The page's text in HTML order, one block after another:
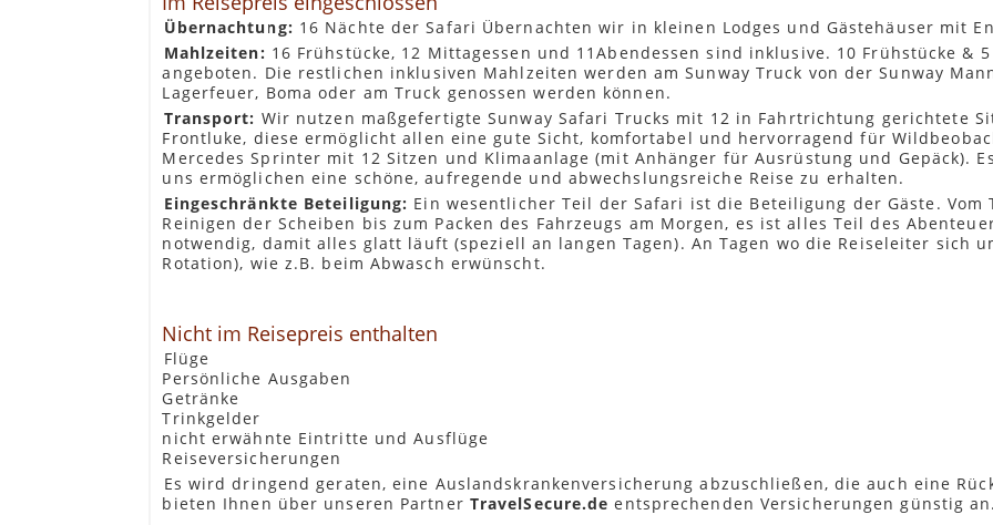
Tiere beobachten. Das ist die echte Wildnis Afrikas!
Frühstück wird von der Lodge bereitgestellt
Mittagessen wir von der Reiseleitung mit Hilfe der Gruppe zubereitet
Abendessen wir von der Reiseleitung mit Hilfe der Gruppe zubereitet
Distanz/Zeit:
±100km Pirschfahrt am Nachmittag von variabler Dauer.
Opt. Aktivitäten:
Nachtpirschfahrt im offenen Allradfahrzeugen des Nationalparks.
Übernachtung:
In einem der Kruger National Park Rest Camps. Welches genau, teilen wir Ihnen unterwegs
oder permanente Zelte.
KÖNIGREICH VON ESWATINI
Die nächste Attraktion, die wir besuchen, ist das Malalotja Nature Reserve im Gebirge von
für seine große Bandbreite unterschiedlicher Lebensräume, von flachem Grasland über
Feuchtwäldern. Wir erkunden das Naturreservat zu Fuß und genießen die fantastischen
stärken uns beim Abendessen, bevor wir die Nacht in einer gemütlichen Berghütte verbringen.
Frühstück wir von der Reiseleitung mit Hilfe der Gruppe zubereitet
Mittagessen wir von der Reiseleitung mit Hilfe der Gruppe zubereitet
Abendessen wird von der Lodge als festes Menü bereitgestellt
Distanz/Zeit:
Übernachtung: 16 Nächte der Safari Übernachten wir in kleinen Lodges und Gästehäuser mit
Mahlzeiten: 16 Frühstücke, 12 Mittagessen und 11Abendessen sind inklusive. 10 Frühstücke &
angeboten. Die restlichen inklusiven Mahlzeiten werden am Sunway Truck von der Sunway
Lagerfeuer, Boma oder am Truck genossen werden können.
Transport: Wir nutzen maßgefertigte Sunway Safari Trucks mit 12 in Fahrtrichtung gerichtete
Frontluke, diese ermöglicht allen eine gute Sicht, komfortabel und hervorragend für
Mercedes Sprinter mit 12 Sitzen und Klimaanlage (mit Anhänger für Ausrüstung und Gepäck).
uns ermöglichen eine schöne, aufregende und abwechslungsreiche Reise zu erhalten.
Eingeschränkte Beteiligung: Ein wesentlicher Teil der Safari ist die Beteiligung der Gäste. Vom
Reinigen der Scheiben bis zum Packen des Fahrzeugs am Morgen, es ist alles Teil des
notwendig, damit alles glatt läuft (speziell an langen Tagen). An Tagen wo die Reiseleiter sich
Rotation), wie z.B. beim Abwasch erwünscht.
Nicht im Reisepreis enthalten
Flüge
Persönliche Ausgaben
Getränke
Trinkgelder
nicht erwähnte Eintritte und Ausflüge
Reiseversicherungen
Es wird dringend geraten, eine Auslandskrankenversicherung abzuschließen, die auch eine
bieten Ihnen über unseren Partner TravelSecure.deentsprechenden Versicherungen günstig an.